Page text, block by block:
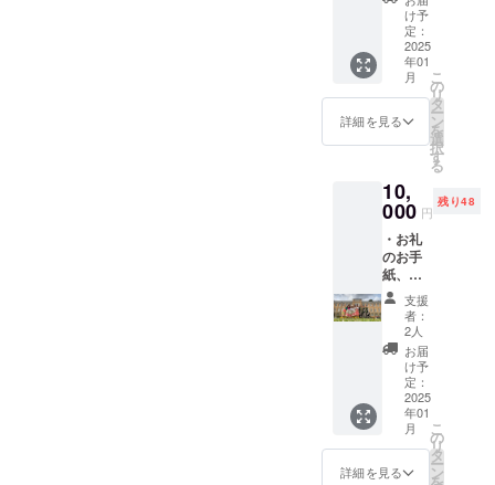
ネーム
も可能)
す。 ・
動画の
エンド
ロール
に、支
援者様
のお名
前
（ニッ
ム）を
掲載い
たしま
す。 ＊
ビデオ
レター
→20秒
から30
秒ほど
の動画
になり
ます。
ご登録
いただ
いた
メール
アドレ
け予
定：
2025
年01
月
詳細を見る
こ
の
リ
タ
ー
ン
を
選
択
す
る
10,
000 円
残り48
・お礼
のお手
紙、ビ
デオレ
ターを
送付い
たしま
す。 ・
パンフ
レッ
ト、動
画のエ
ンド
ロール
支援
者：
2人
お届
け予
定：
2025
年01
月
詳細を見る
こ
の
リ
タ
ー
ン
を